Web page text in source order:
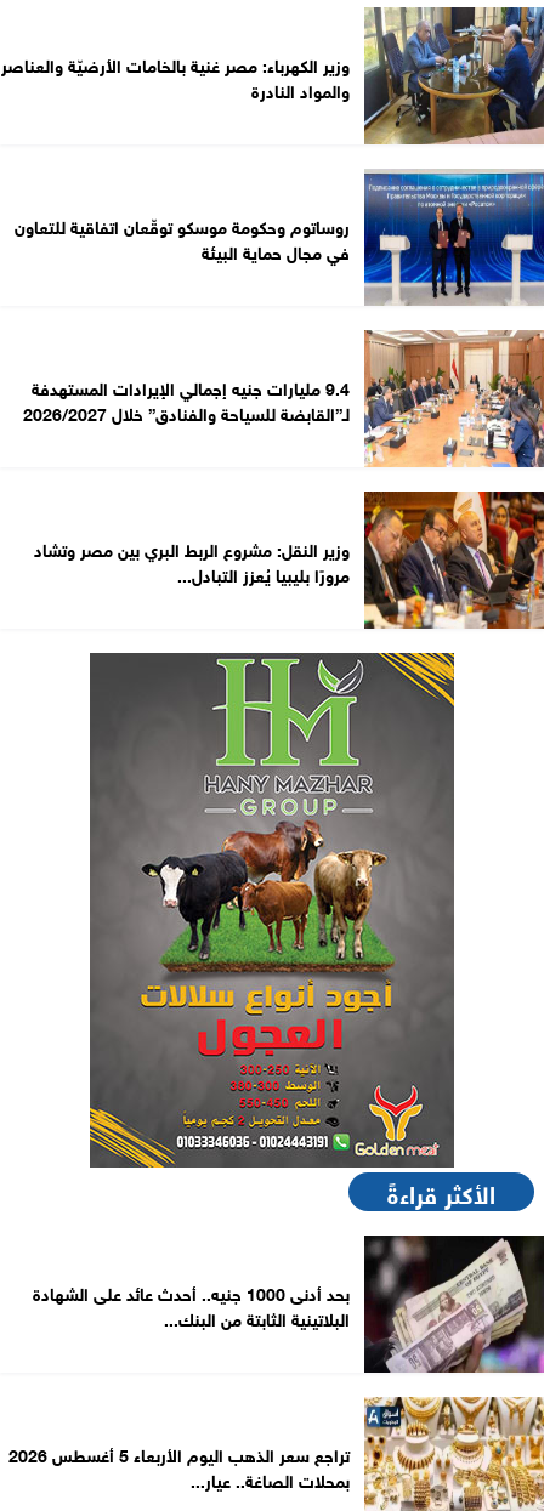
وزير الكهرباء: مصر غنية بالخامات الأرضيّة والعناصر
والمواد النادرة
روساتوم وحكومة موسكو توقّعان اتفاقية للتعاون
في مجال حماية البيئة
9.4 مليارات جنيه إجمالي الإيرادات المستهدفة
لـ”القابضة للسياحة والفنادق” خلال 2026/2027
وزير النقل: مشروع الربط البري بين مصر وتشاد
مرورًا بليبيا يُعزز التبادل...
الأكثر قراءةً
بحد أدنى 1000 جنيه.. أحدث عائد على الشهادة
البلاتينية الثابتة من البنك...
تراجع سعر الذهب اليوم الأربعاء 5 أغسطس 2026
بمحلات الصاغة.. عيار...